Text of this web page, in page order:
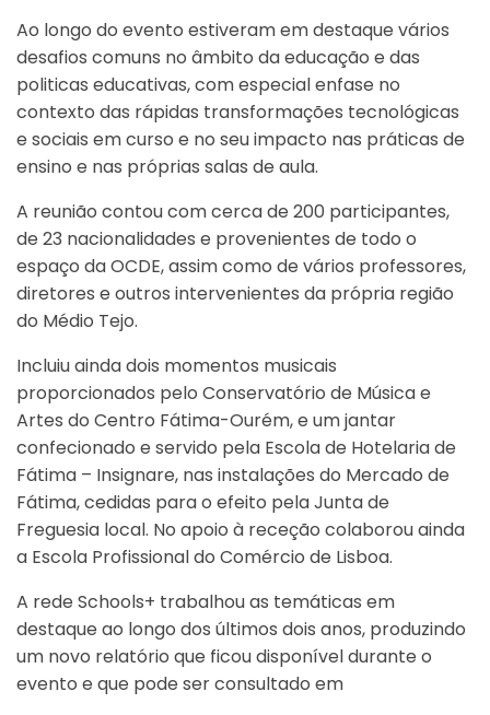
Ao longo do evento estiveram em destaque vários
desafios comuns no âmbito da educação e das
politicas educativas, com especial enfase no
contexto das rápidas transformações tecnológicas
e sociais em curso e no seu impacto nas práticas de
ensino e nas próprias salas de aula.
A reunião contou com cerca de 200 participantes,
de 23 nacionalidades e provenientes de todo o
espaço da OCDE, assim como de vários professores,
diretores e outros intervenientes da própria região
do Médio Tejo.
Incluiu ainda dois momentos musicais
proporcionados pelo Conservatório de Música e
Artes do Centro Fátima-Ourém, e um jantar
confecionado e servido pela Escola de Hotelaria de
Fátima – Insignare, nas instalações do Mercado de
Fátima, cedidas para o efeito pela Junta de
Freguesia local. No apoio à receção colaborou ainda
a Escola Profissional do Comércio de Lisboa.
A rede Schools+ trabalhou as temáticas em
destaque ao longo dos últimos dois anos, produzindo
um novo relatório que ficou disponível durante o
evento e que pode ser consultado em